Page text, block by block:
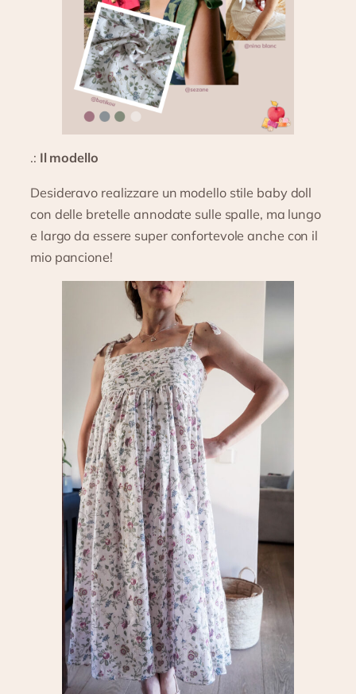
.: Il modello
Desideravo realizzare un modello stile baby doll
con delle bretelle annodate sulle spalle, ma lungo
e largo da essere super confortevole anche con il
mio pancione!